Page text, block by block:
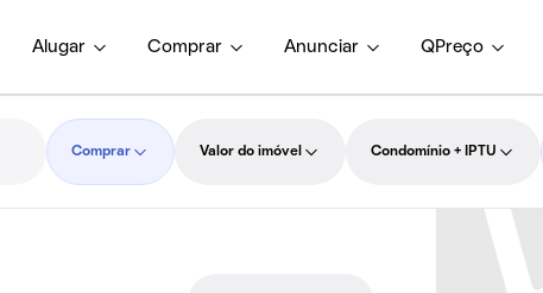
Alugar Comprar Anunciar QPreço
Comprar Valor do imóvel Condomínio + IPTU